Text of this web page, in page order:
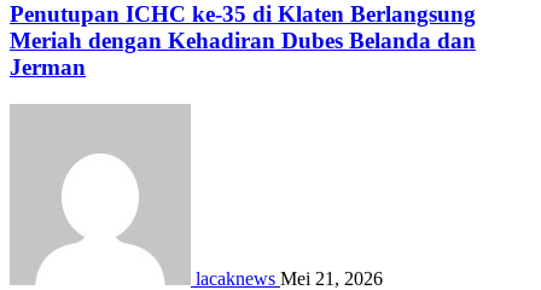
Penutupan ICHC ke-35 di Klaten Berlangsung
Meriah dengan Kehadiran Dubes Belanda dan
Jerman
lacaknews Mei 21, 2026